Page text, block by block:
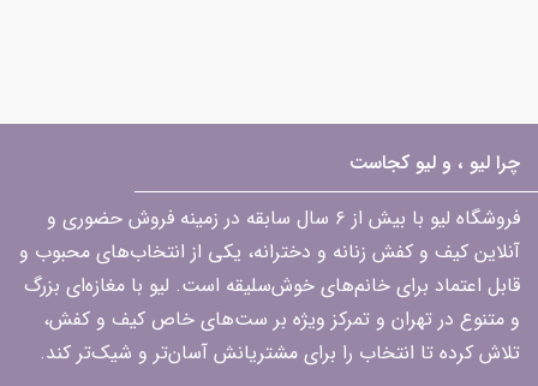
چرا لیو ، و لیو کجاست
فروشگاه لیو با بیش از ۶ سال سابقه در زمینه فروش حضوری و
آنلاین کیف و کفش زنانه و دخترانه، یکی از انتخاب‌های محبوب و
قابل اعتماد برای خانم‌های خوش‌سلیقه است. لیو با مغازه‌ای بزرگ
و متنوع در تهران و تمرکز ویژه بر ست‌های خاص کیف و کفش،
تلاش کرده تا انتخاب را برای مشتریانش آسان‌تر و شیک‌تر کند.